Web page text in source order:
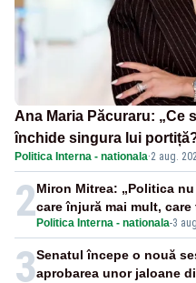
Ana Maria Păcuraru: „Ce
închide singura lui
Politica Interna - nationala·2 aug.
2 Politica Interna - nationala-3
Miron Mitrea: „Politica
care înjură mai mult,
3Senatul începe o nouă
aprobarea unor jaloane